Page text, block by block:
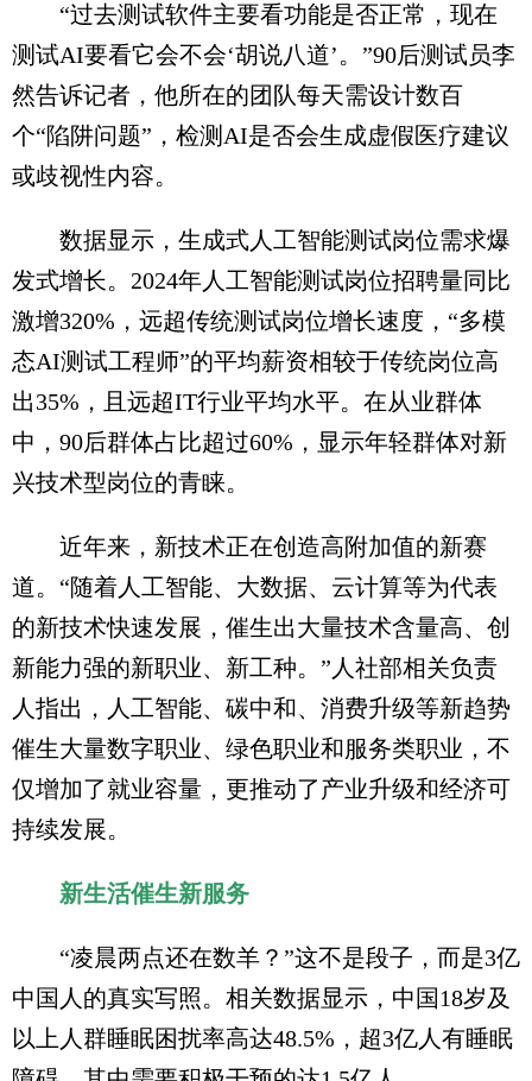
“过去测试软件主要看功能是否正常，现在
测试AI要看它会不会‘胡说八道’。”90后测试员李
然告诉记者，他所在的团队每天需设计数百
个“陷阱问题”，检测AI是否会生成虚假医疗建议
或歧视性内容。
数据显示，生成式人工智能测试岗位需求爆
发式增长。2024年人工智能测试岗位招聘量同比
激增320%，远超传统测试岗位增长速度，“多模
态AI测试工程师”的平均薪资相较于传统岗位高
出35%，且远超IT行业平均水平。在从业群体
中，90后群体占比超过60%，显示年轻群体对新
兴技术型岗位的青睐。
近年来，新技术正在创造高附加值的新赛
道。“随着人工智能、大数据、云计算等为代表
的新技术快速发展，催生出大量技术含量高、创
新能力强的新职业、新工种。”人社部相关负责
人指出，人工智能、碳中和、消费升级等新趋势
催生大量数字职业、绿色职业和服务类职业，不
仅增加了就业容量，更推动了产业升级和经济可
持续发展。
新生活催生新服务
“凌晨两点还在数羊？”这不是段子，而是3亿
中国人的真实写照。相关数据显示，中国18岁及
以上人群睡眠困扰率高达48.5%，超3亿人有睡眠